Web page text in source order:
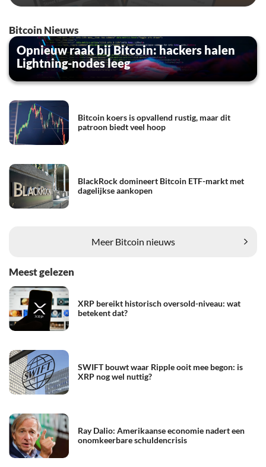
Bitcoin Nieuws
Opnieuw raak bij Bitcoin: hackers halen
Lightning-nodes leeg
Bitcoin koers is opvallend rustig, maar dit
patroon biedt veel hoop
BlackRock domineert Bitcoin ETF-markt met
dagelijkse aankopen
Meer Bitcoin nieuws
Meest gelezen
XRP bereikt historisch oversold-niveau: wat
betekent dat?
SWIFT bouwt waar Ripple ooit mee begon: is
XRP nog wel nuttig?
Ray Dalio: Amerikaanse economie nadert een
onomkeerbare schuldencrisis